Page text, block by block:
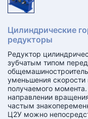
Цилиндрические
редукторы
Редуктор
зубчатым типом
уменьшения
получаемого
направлении
частым
Ц2У можно